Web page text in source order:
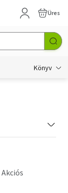
Üres
Könyv
Akciós